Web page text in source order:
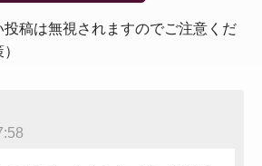
投稿は無視されますのでご注意くだ